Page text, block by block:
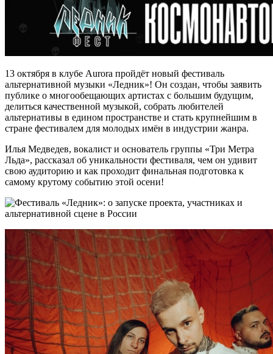
13 октября в клубе Aurora пройдёт новый фестиваль
альтернативной музыки «Ледник»! Он создан, чтобы заявить
публике о многообещающих артистах с большим будущим,
делиться качественной музыкой, собрать любителей
альтернативы в едином пространстве и стать крупнейшим в
стране фестивалем для молодых имён в индустрии жанра.
Илья Медведев, вокалист и основатель группы «Три Метра
Льда», рассказал об уникальности фестиваля, чем он удивит
свою аудиторию и как проходит финальная подготовка к
самому крутому событию этой осени!